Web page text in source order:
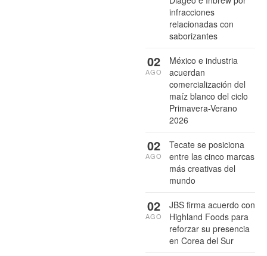
infracciones
relacionadas con
saborizantes
México e industria
acuerdan
comercialización del
maíz blanco del ciclo
Primavera-Verano
2026
02
AGO
Tecate se posiciona
entre las cinco marcas
más creativas del
mundo
02
AGO
JBS firma acuerdo con
Highland Foods para
reforzar su presencia
en Corea del Sur
02
AGO